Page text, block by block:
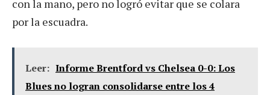
con la mano, pero no logró evitar que se colara
por la escuadra.
Leer: Informe Brentford vs Chelsea 0-0: Los
Blues no logran consolidarse entre los 4